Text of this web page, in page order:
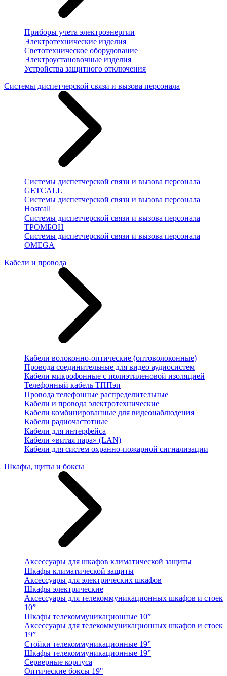
Приборы учета электроэнергии
Электротехнические изделия
Светотехническое оборудование
Электроустановочные изделия
Устройства защитного отключения
Системы диспетчерской связи и вызова персонала
Системы диспетчерской связи и вызова персонала
GETCALL
Системы диспетчерской связи и вызова персонала
Hostcall
Системы диспетчерской связи и вызова персонала
ТРОМБОН
Системы диспетчерской связи и вызова персонала
OMEGA
Кабели и провода
Кабели волоконно-оптические (оптоволоконные)
Провода соединительные для видео аудиосистем
Кабели микрофонные с полиэтиленовой изоляцией
Телефонный кабель ТППэп
Провода телефонные распределительные
Кабели и провода электротехнические
Кабели комбинированные для видеонаблюдения
Кабели радиочастотные
Кабели для интерфейса
Кабели «витая пара» (LAN)
Кабели для систем охранно-пожарной сигнализации
Шкафы, щиты и боксы
Аксессуары для шкафов климатической защиты
Шкафы климатической защиты
Аксессуары для электрических шкафов
Шкафы электрические
Аксессуары для телекоммуникационных шкафов и стоек
10”
Шкафы телекоммуникационные 10”
Аксессуары для телекоммуникационных шкафов и стоек
19”
Стойки телекоммуникационные 19”
Шкафы телекоммуникационные 19”
Серверные корпуса
Оптические боксы 19"